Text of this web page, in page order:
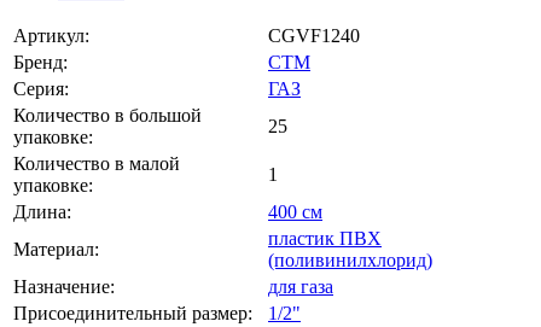
Артикул:
CGVF1240
Бренд:
СТМ
Серия:
ГАЗ
Количество в большой
упаковке:
25
Количество в малой
упаковке:
1
Длина:
400 см
Материал:
пластик ПВХ
(поливинилхлорид)
Назначение:
для газа
Присоединительный размер:
1/2"